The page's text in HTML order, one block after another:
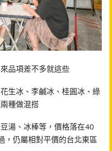
品項差不多就這些
生冰、李鹹冰、桂圓冰、綠
種做混搭
湯、冰棒等，價格落在40
，仍屬相對平價的台北東區